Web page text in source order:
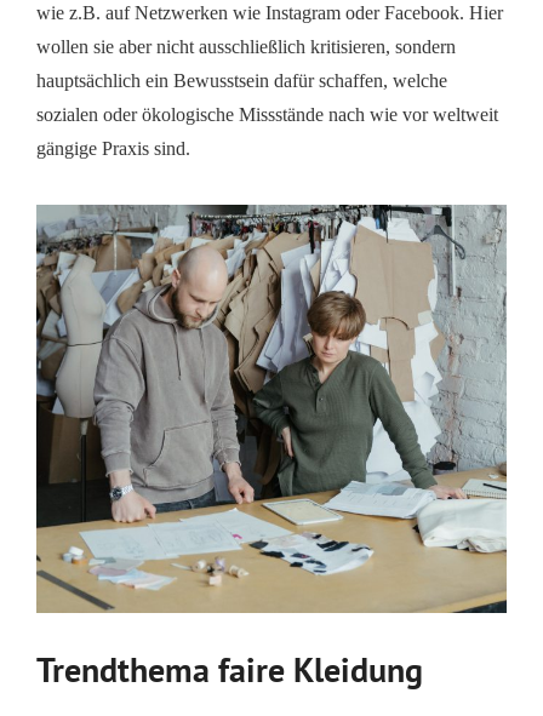
wie z.B. auf Netzwerken wie Instagram oder Facebook. Hier
wollen sie aber nicht ausschließlich kritisieren, sondern
hauptsächlich ein Bewusstsein dafür schaffen, welche
sozialen oder ökologische Missstände nach wie vor weltweit
gängige Praxis sind.
Trendthema faire Kleidung